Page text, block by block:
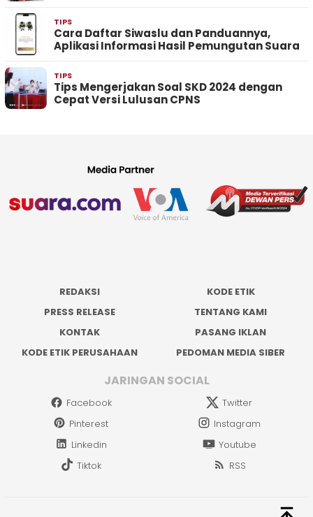
TIPS
Cara Daftar Siwaslu dan Panduannya,
Aplikasi Informasi Hasil Pemungutan Suara
TIPS
Tips Mengerjakan Soal SKD 2024 dengan
Cepat Versi Lulusan CPNS
REDAKSI
KODE ETIK
PRESS RELEASE
TENTANG KAMI
KONTAK
PASANG IKLAN
KODE ETIK PERUSAHAAN
PEDOMAN MEDIA SIBER
JARINGAN SOCIAL
Facebook
Twitter
Pinterest
Instagram
Linkedin
Youtube
Tiktok
RSS